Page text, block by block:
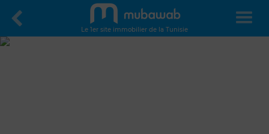
Le 1er site immobilier de la Tunisie